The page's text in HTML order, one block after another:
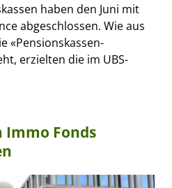
haben den Juni mit
abgeschlossen. Wie aus
«Pensionskassen-
erzielten die im UBS-
Immo Fonds